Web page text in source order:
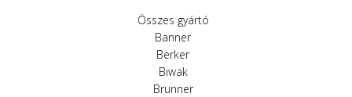
Összes gyártó
Banner
Berker
Biwak
Brunner